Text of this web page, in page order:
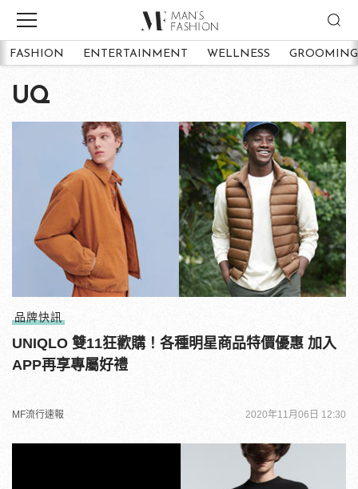
FASHION ENTERTAINMENT WELLNESS GROOMING
UQ
品牌快訊
UNIQLO 雙11狂歡購！各種明星商品特價優惠 加入
APP再享專屬好禮
MF流行速報 2020年11月06日 12:30